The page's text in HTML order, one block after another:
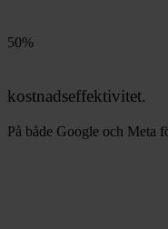
50%
kostnadseffektivitet.
På både Google och Meta